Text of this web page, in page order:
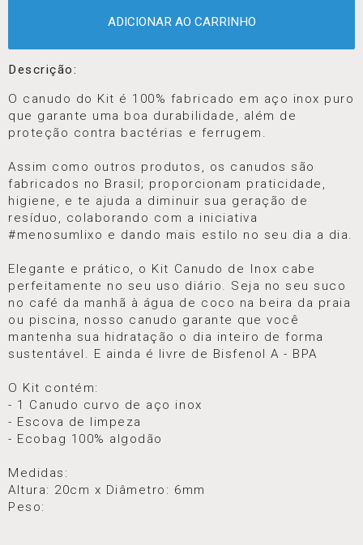
ADICIONAR AO CARRINHO
Descrição:
O canudo do Kit é 100% fabricado em aço inox puro
que garante uma boa durabilidade, além de
proteção contra bactérias e ferrugem.
Assim como outros produtos, os canudos são
fabricados no Brasil; proporcionam praticidade,
higiene, e te ajuda a diminuir sua geração de
resíduo, colaborando com a iniciativa
#menosumlixo e dando mais estilo no seu dia a dia.
Elegante e prático, o Kit Canudo de Inox cabe
perfeitamente no seu uso diário. Seja no seu suco
no café da manhã à água de coco na beira da praia
ou piscina, nosso canudo garante que você
mantenha sua hidratação o dia inteiro de forma
sustentável. E ainda é livre de Bisfenol A - BPA
O Kit contém:
- 1 Canudo curvo de aço inox
- Escova de limpeza
- Ecobag 100% algodão
Medidas:
Altura: 20cm x Diâmetro: 6mm
Peso: